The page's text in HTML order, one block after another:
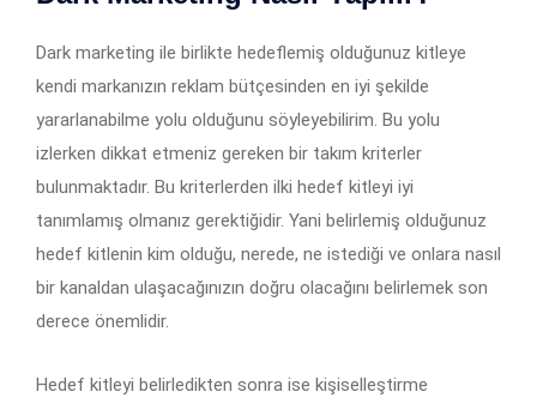
Dark marketing ile birlikte hedeflemiş olduğunuz kitleye
kendi markanızın reklam bütçesinden en iyi şekilde
yararlanabilme yolu olduğunu söyleyebilirim. Bu yolu
izlerken dikkat etmeniz gereken bir takım kriterler
bulunmaktadır. Bu kriterlerden ilki hedef kitleyi iyi
tanımlamış olmanız gerektiğidir. Yani belirlemiş olduğunuz
hedef kitlenin kim olduğu, nerede, ne istediği ve onlara nasıl
bir kanaldan ulaşacağınızın doğru olacağını belirlemek son
derece önemlidir.
Hedef kitleyi belirledikten sonra ise kişiselleştirme